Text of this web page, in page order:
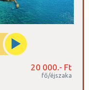
20 000.- Ft
fő/éjszaka